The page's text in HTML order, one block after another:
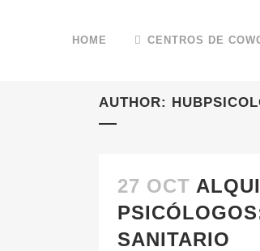
HOME CENTROS DE
AUTHOR:
27 OCT
SANITARIO